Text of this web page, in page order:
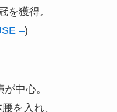
を獲得。
–)
中心。
を入れ、